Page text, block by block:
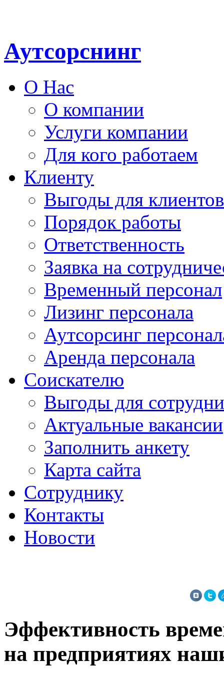
Аутсорснинг
О Нас
О компании
Услуги компании
Для кого работаем
Клиенту
Выгоды для клиентов
Порядок работы
Ответственность
Заявка на
Временный персонал
Лизинг персонала
Аутсорсинг
Аренда персонала
Соискателю
Выгоды для
Актуальные вакансии
Заполнить анкету
Карта сайта
Сотруднику
Контакты
Новости
Эффективность
на предприятиях